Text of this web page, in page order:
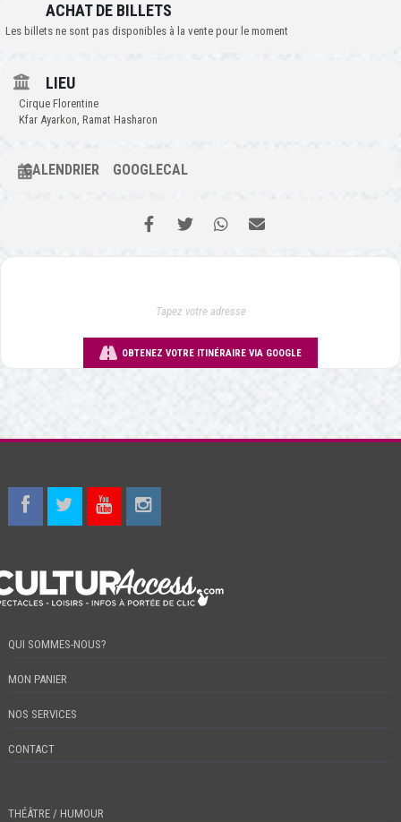
ACHAT DE BILLETS
Les billets ne sont pas disponibles à la vente pour le moment
LIEU
Cirque Florentine
Kfar Ayarkon, Ramat Hasharon
CALENDRIER GOOGLECAL
OBTENEZ VOTRE ITINÉRAIRE VIA GOOGLE
QUI SOMMES-NOUS?
MON PANIER
NOS SERVICES
CONTACT
THÉÂTRE / HUMOUR